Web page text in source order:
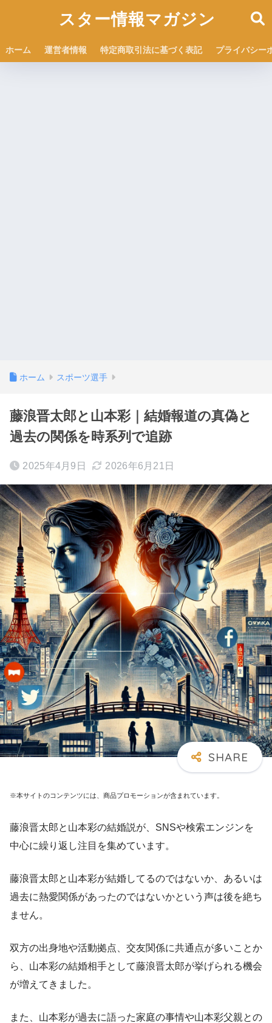
スター情報マガジン
ホーム 運営者情報 特定商取引法に基づく表記 プライバシー
ホーム スポーツ選手
藤浪晋太郎と山本彩｜結婚報道の真偽と
過去の関係を時系列で追跡
2025年4月9日 2026年6月21日
※本サイトのコンテンツには、商品プロモーションが含まれています。
藤浪晋太郎と山本彩の結婚説が、SNSや検索エンジンを
中心に繰り返し注目を集めています。
藤浪晋太郎と山本彩が結婚してるのではないか、あるいは
過去に熱愛関係があったのではないかという声は後を絶ち
ません。
双方の出身地や活動拠点、交友関係に共通点が多いことか
ら、山本彩の結婚相手として藤浪晋太郎が挙げられる機会
が増えてきました。
また、山本彩が過去に語った家庭の事情や山本彩父親との